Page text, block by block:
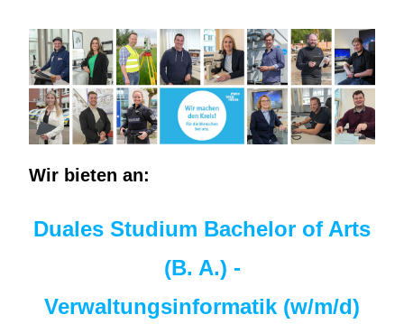
Wir bieten an:
Duales Studium Bachelor of Arts
(B. A.) -
Verwaltungsinformatik (w/m/d)